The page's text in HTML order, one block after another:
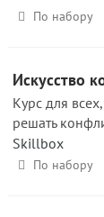
По набору
Искусство
Курс для
решать
Skillbox
По набору